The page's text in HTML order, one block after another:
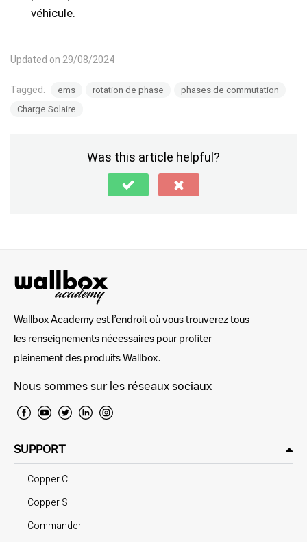
véhicule.
Updated on 29/08/2024
Tagged: ems rotation de phase
phases de commutation
Charge Solaire
Was this article helpful?
Wallbox Academy est l’endroit où vous trouverez tous
les renseignements nécessaires pour profiter
pleinement des produits Wallbox.
Nous sommes sur les réseaux sociaux
SUPPORT
Copper C
Copper S
Commander